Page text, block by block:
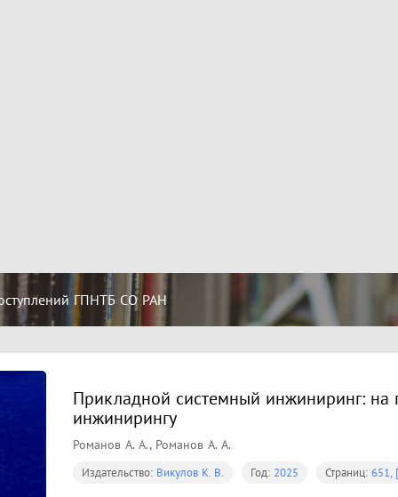
ГПНТБ СО РАН
Прикладной системный инжиниринг: на
инжинирингу
Романов А. А., Романов А. А.
Издательство: Викулов К. В. Год: 2025 Страниц: 651,